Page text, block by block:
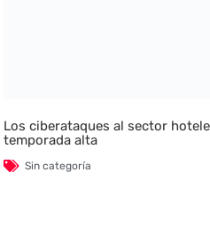
Los ciberataques al sector
temporada alta
Sin categoría